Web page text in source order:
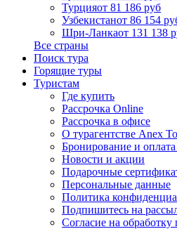
Турцияот 81 186 руб
Узбекистанот 86 154
Шри-Ланкаот 131 138
Все страны
Поиск тура
Горящие туры
Туристам
Где купить
Рассрочка Online
Рассрочка в офисе
О турагентстве Anex
Бронирование и
Новости и акции
Подарочные
Персональные данные
Политика
Подпишитесь на
Согласие на